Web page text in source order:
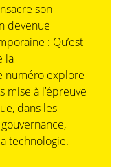
son
devenue
: Qu’est-
la
numéro explore
mise à l’épreuve
dans les
technologie.